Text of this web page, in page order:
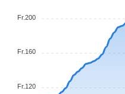
Fr.200
Fr.160
Fr.120